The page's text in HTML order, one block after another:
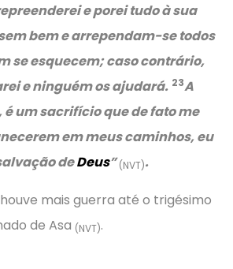
e porei tudo à sua
bem e arrependam-se todos
se esquecem; caso contrário,
e ninguém os ajudará. 23A
um sacrifício que de fato me
em meus caminhos, eu
deDeus”(NVT).
mais guerra até o trigésimo
de Asa (NVT).